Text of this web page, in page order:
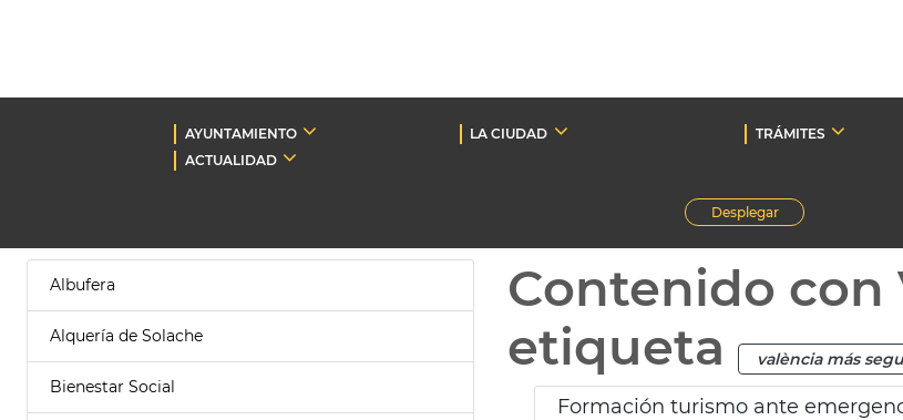
AYUNTAMIENTO LA CIUDAD TRÁMITES
ACTUALIDAD
Desplegar
Albufera
Alquería de Solache
Bienestar Social
Contenido con
etiqueta
valència más
Formación turismo ante